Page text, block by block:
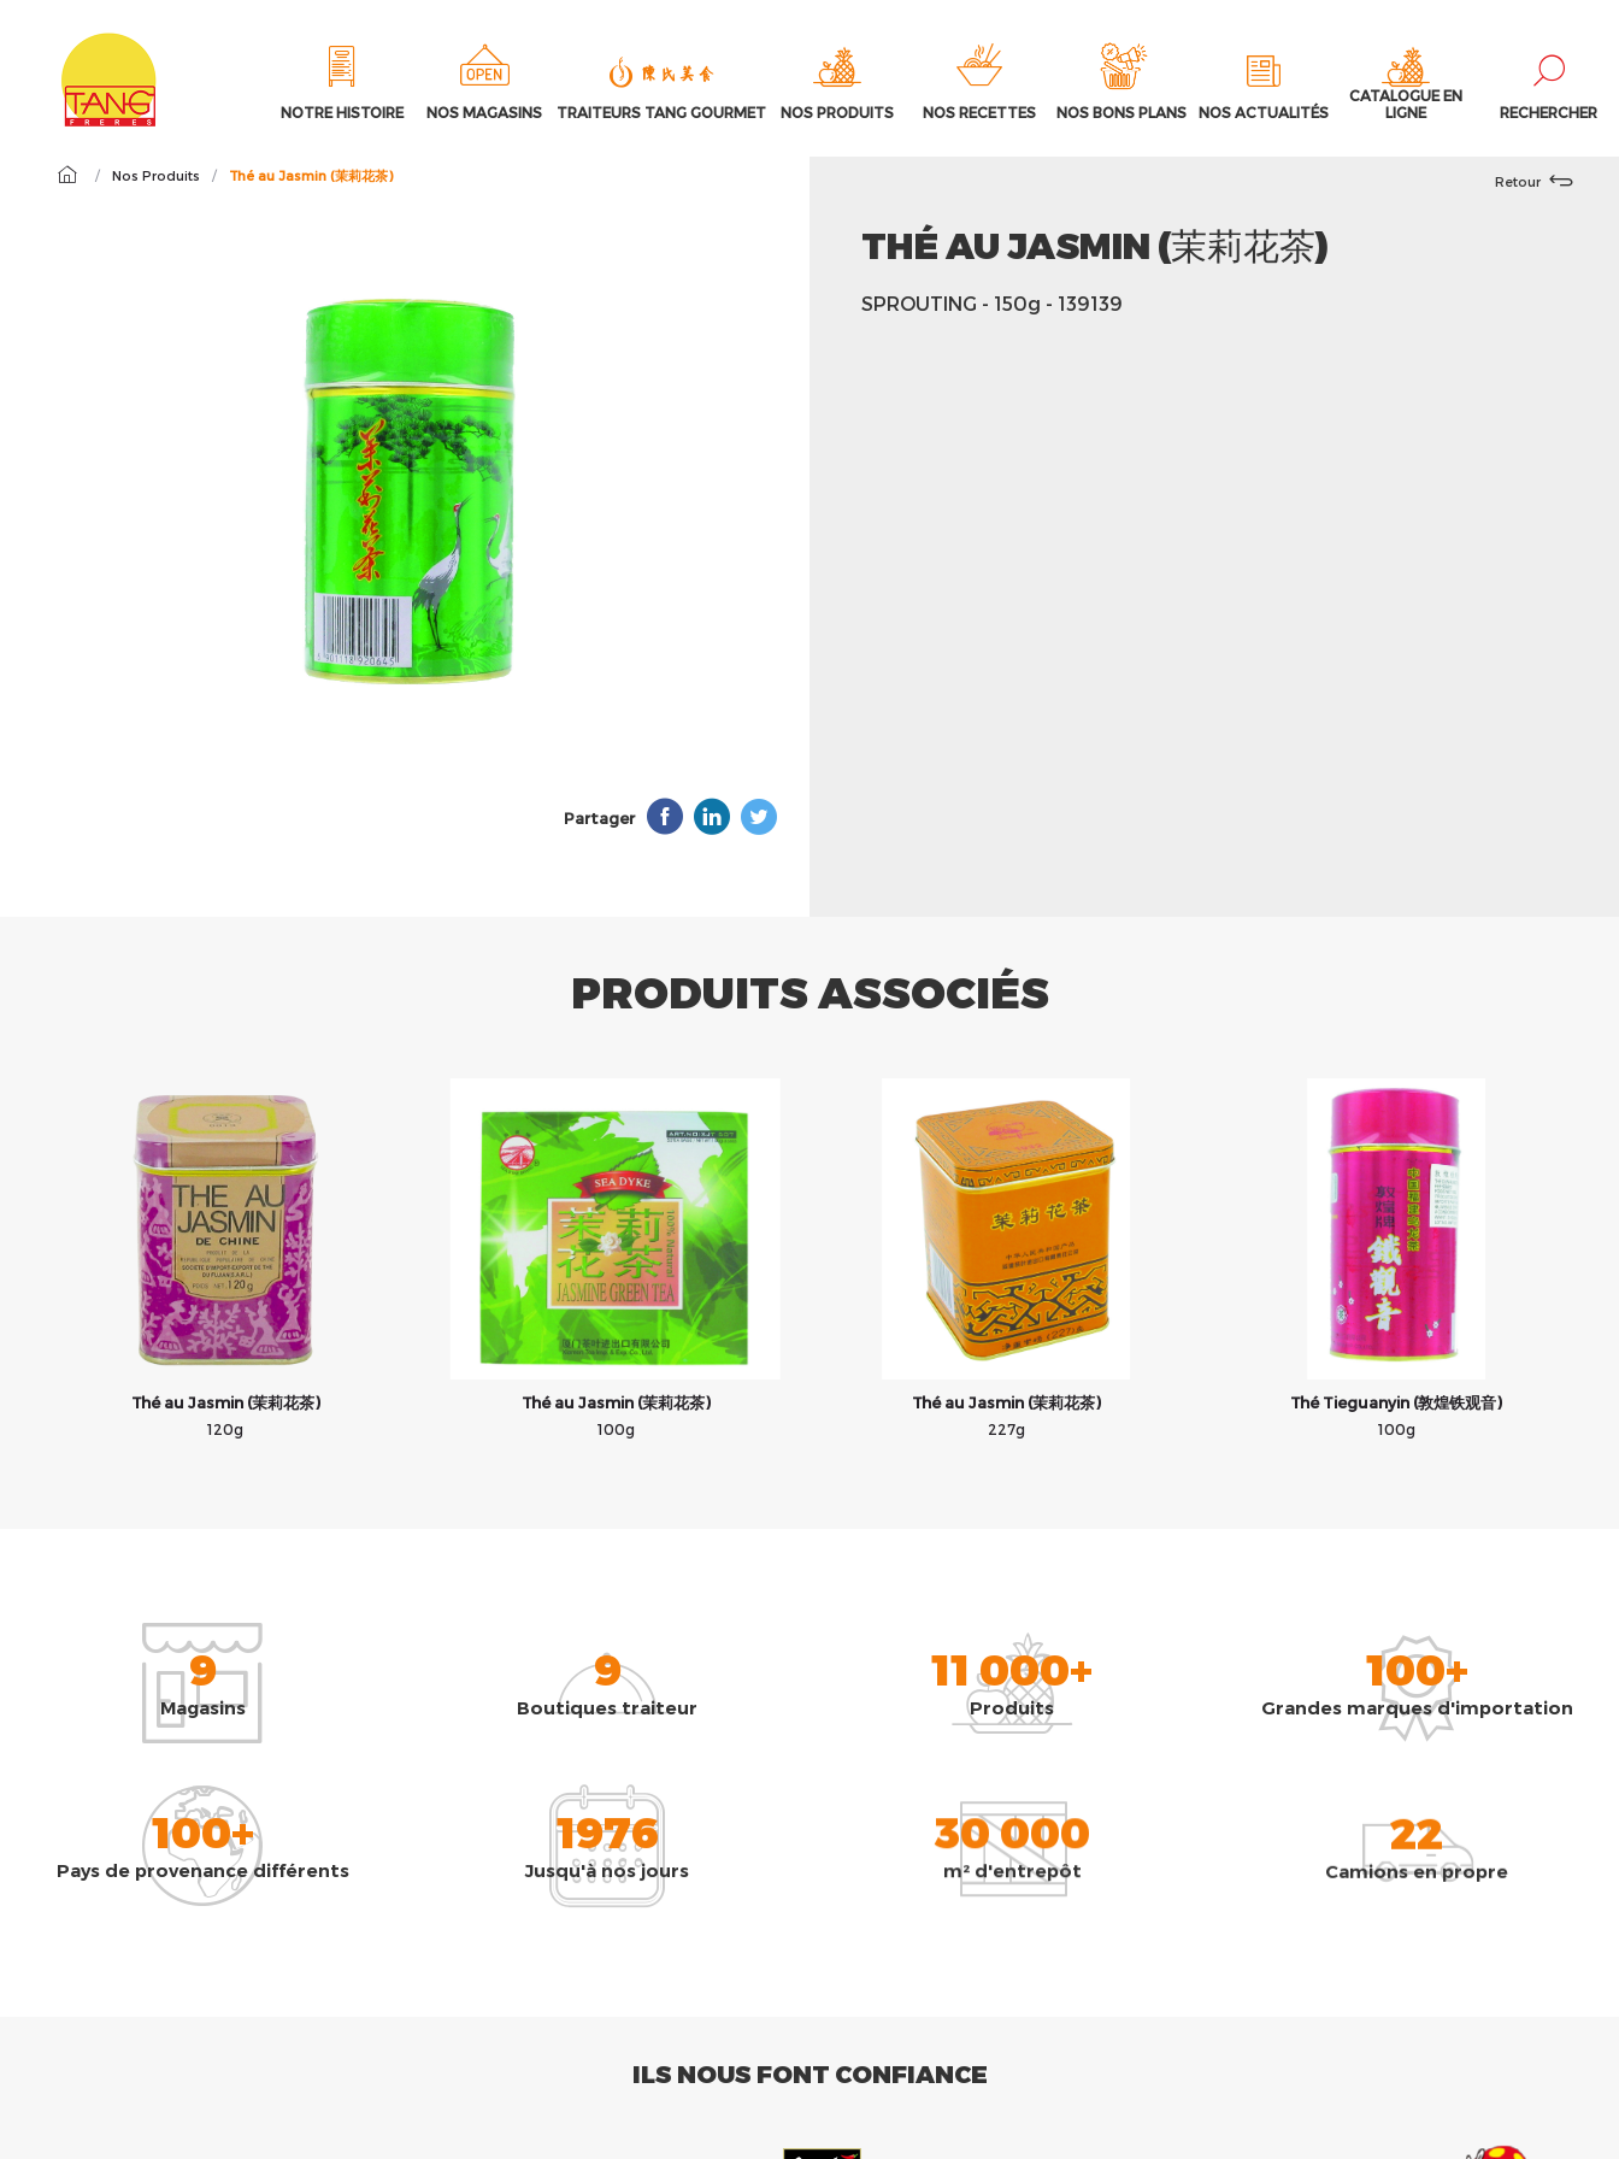
NOTRE HISTOIRE NOS MAGASINS TRAITEURS TANG GOURMET NOS PRODUITS NOS RECETTES NOS BONS PLANS NOS ACTUALITÉS
CATALOGUE EN
LIGNE
RECHERCHER
/ Nos Produits / Thé au Jasmin (茉莉花茶)
Partager
Retour
THÉ AU JASMIN (茉莉花茶)
SPROUTING - 150g - 139139
PRODUITS ASSOCIÉS
Thé au Jasmin (茉莉花茶)
120g
Thé au Jasmin (茉莉花茶)
100g
Thé au Jasmin (茉莉花茶)
227g
Thé Tieguanyin (敦煌铁观音)
100g
9
Magasins
9
Boutiques traiteur
11 000+
Produits
100+
Grandes marques d'importation
100+
Pays de provenance différents
1976
Jusqu'à nos jours
30 000
m² d'entrepôt
22
Camions en propre
ILS NOUS FONT CONFIANCE